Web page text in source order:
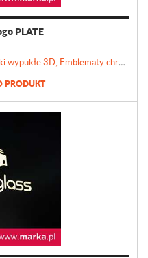
PLATE
POLINAL® - Emblematy.pl - Naklejki wypukłe 3D, Emblematy chromowane, Tabliczki, Etykiety
PRODUKT